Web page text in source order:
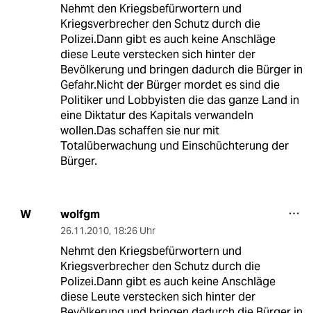
Nehmt den Kriegsbefürwortern und
Kriegsverbrecher den Schutz durch die
Polizei.Dann gibt es auch keine Anschläge
diese Leute verstecken sich hinter der
Bevölkerung und bringen dadurch die Bürger in
Gefahr.Nicht der Bürger mordet es sind die
Politiker und Lobbyisten die das ganze Land in
eine Diktatur des Kapitals verwandeln
wollen.Das schaffen sie nur mit
Totalüberwachung und Einschüchterung der
Bürger.
W wolfgm
26.11.2010, 18:26 Uhr
Nehmt den Kriegsbefürwortern und
Kriegsverbrecher den Schutz durch die
Polizei.Dann gibt es auch keine Anschläge
diese Leute verstecken sich hinter der